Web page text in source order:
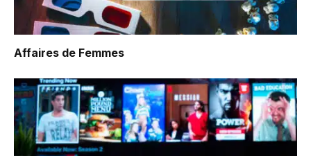
Affaires de Femmes